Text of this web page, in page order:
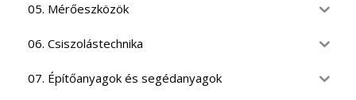
05. Mérőeszközök
06. Csiszolástechnika
07. Építőanyagok és segédanyagok